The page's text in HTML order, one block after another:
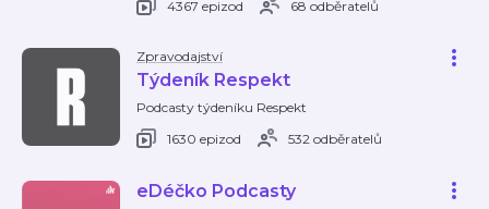
4367 epizod
68 odběratelů
Zpravodajství
Týdeník Respekt
Podcasty týdeníku Respekt
1630 epizod
532 odběratelů
eDéčko Podcasty